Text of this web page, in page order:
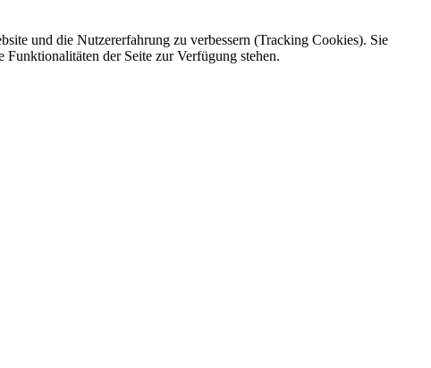
und die Nutzererfahrung zu verbessern (Tracking Cookies). Sie
der Seite zur Verfügung stehen.